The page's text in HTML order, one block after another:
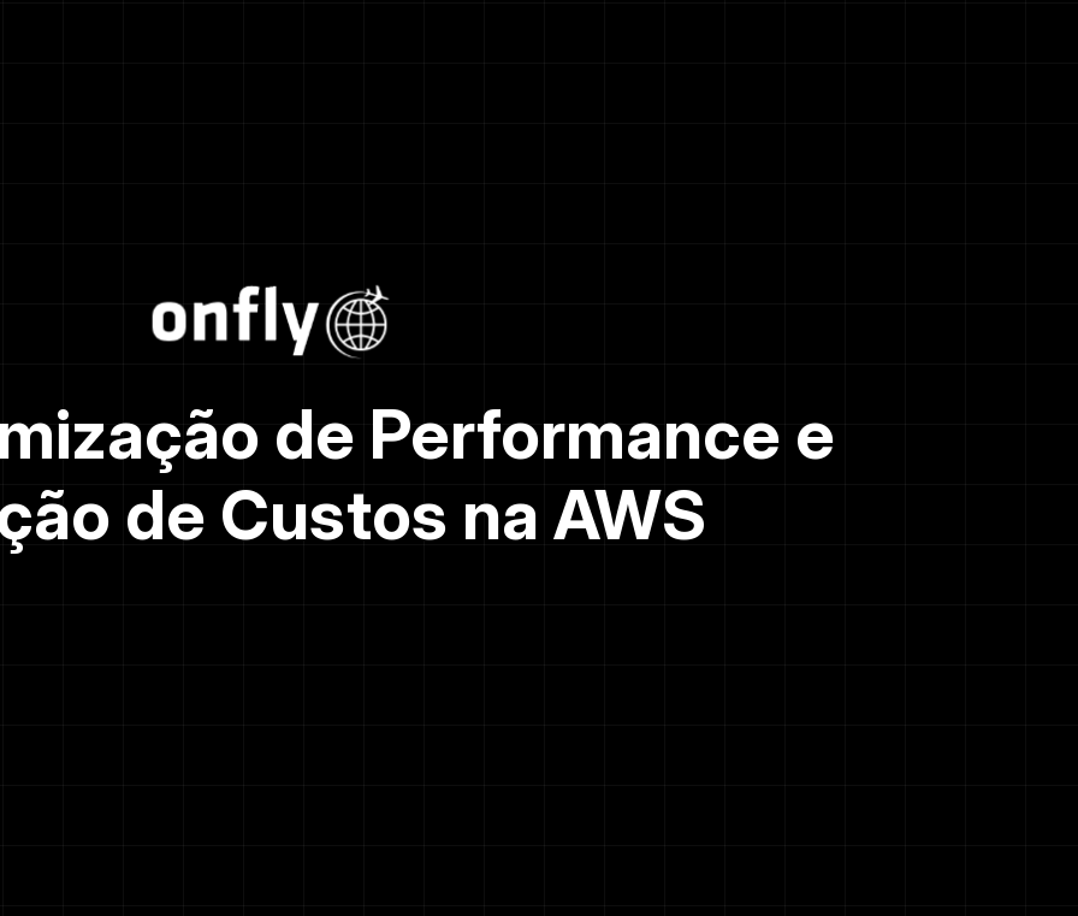
de Performance e
de Custos na AWS